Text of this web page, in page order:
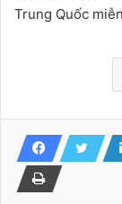
Trung Quốc